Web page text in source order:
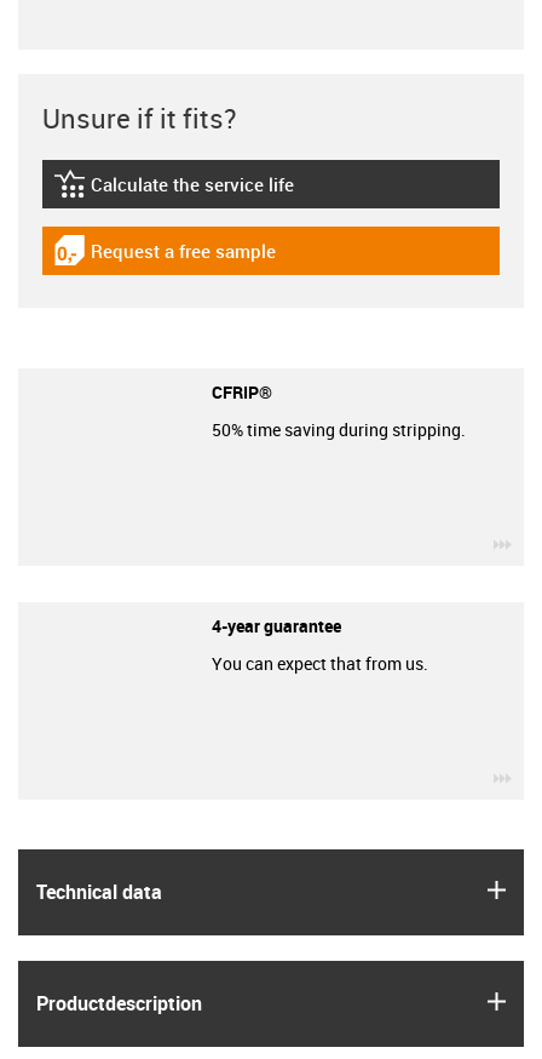
Technical data
Product­description
Unsure if it fits?
igus-icon-lebensdauerrechner
Calculate the service life
igus-icon-gratismuster
Request a free sample
CFRIP®
50% time saving during stripping.
4-year guarantee
You can expect that from us.